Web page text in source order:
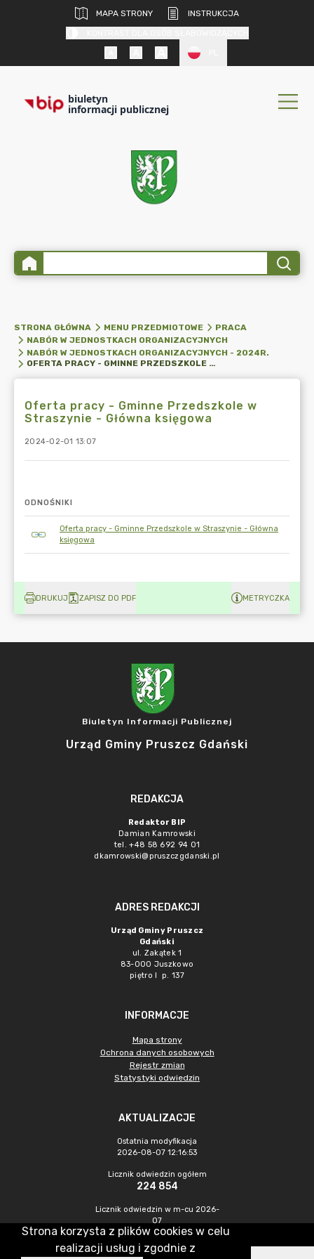
MAPA STRONY
INSTRUKCJA
biuletyn
informacji publicznej
STRONA GŁÓWNA MENU PRZEDMIOTOWE
PRACA
NABÓR W JEDNOSTKACH ORGANIZACYJNYCH
NABÓR W JEDNOSTKACH ORGANIZACYJNYCH - 2024R.
OFERTA PRACY - GMINNE PRZEDSZKOLE W STRASZYNIE - GŁÓWNA KSIĘGOWA
Oferta pracy - Gminne Przedszkole w
Straszynie - Główna księgowa
2024-02-01 13:07
ODNOŚNIKI
Oferta pracy - Gminne Przedszkole w Straszynie - Główna
księgowa
DRUKUJ ZAPISZ DO PDF METRYCZKA
Biuletyn Informacji Publicznej
Urząd Gminy Pruszcz Gdański
REDAKCJA
Redaktor BIP
Damian Kamrowski
tel. +48 58 692 94 01
dkamrowski@pruszczgdanski.pl
ADRES REDAKCJI
Urząd Gminy Pruszcz
Gdański
ul. Zakątek 1
83-000 Juszkowo
piętro I p. 137
INFORMACJE
Mapa strony
Ochrona danych osobowych
Rejestr zmian
Statystyki odwiedzin
AKTUALIZACJE
Ostatnia modyfikacja
2026-08-07 12:16:53
Licznik odwiedzin ogółem
224 854
Licznik odwiedzin w m-cu 2026-
07
1 007
Strona korzysta z plików cookies w celu
realizacji usług i zgodnie z